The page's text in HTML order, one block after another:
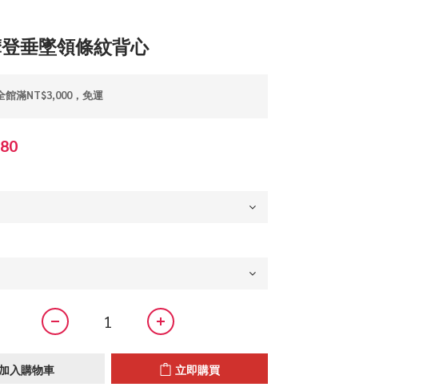
垂墜領條紋背心
館滿NT$3,000，免運
加入購物車 立即購買